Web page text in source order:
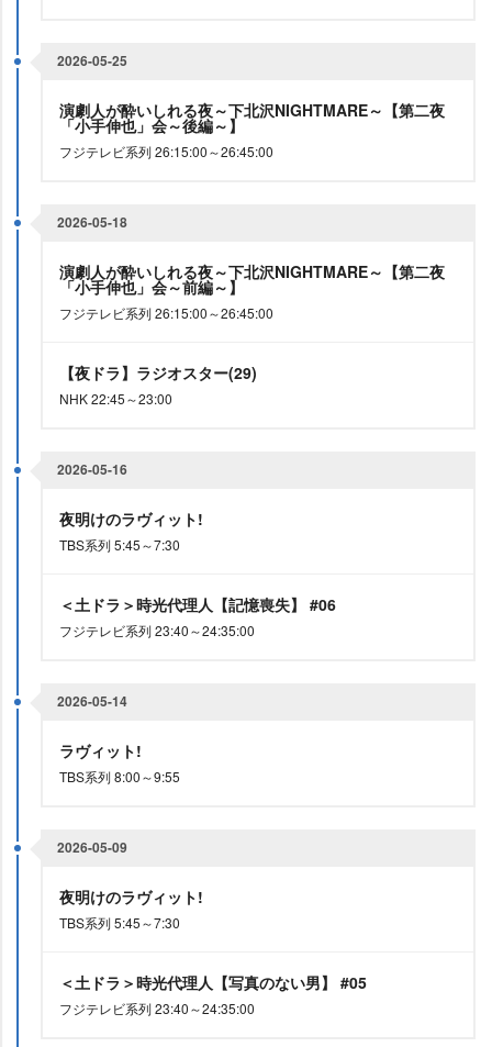
2026-05-25
演劇人が酔いしれる夜～下北沢NIGHTMARE～【第二夜
「小手伸也」会～後編～】
フジテレビ系列 26:15:00～26:45:00
2026-05-18
演劇人が酔いしれる夜～下北沢NIGHTMARE～【第二夜
「小手伸也」会～前編～】
フジテレビ系列 26:15:00～26:45:00
【夜ドラ】ラジオスター(29)
NHK 22:45～23:00
2026-05-16
夜明けのラヴィット!
TBS系列 5:45～7:30
＜土ドラ＞時光代理人【記憶喪失】 #06
フジテレビ系列 23:40～24:35:00
2026-05-14
ラヴィット!
TBS系列 8:00～9:55
2026-05-09
夜明けのラヴィット!
TBS系列 5:45～7:30
＜土ドラ＞時光代理人【写真のない男】 #05
フジテレビ系列 23:40～24:35:00